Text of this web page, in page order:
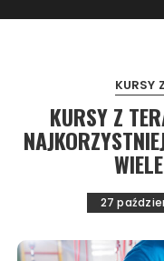
KURSY
KURSY Z
27